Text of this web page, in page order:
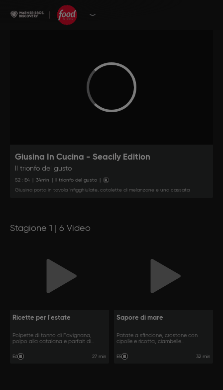
Giusina In Cucina - Seacily Edition
Il trionfo del gusto
S2 : E4 34min Il trionfo del gusto
Giusina porta in tavola ‘nfigghiulate, cotolette di melanzane e una cassata
Stagione 1 | 6 Video
Ricette per l'estate
Polpette di tonno di Favignana,
polpo alla catalana e parfait di
E6 27 min
Sapore di mare
Patate a sfincione, crostone con
cipolle e ricotta, ciambelle
E5 32 min